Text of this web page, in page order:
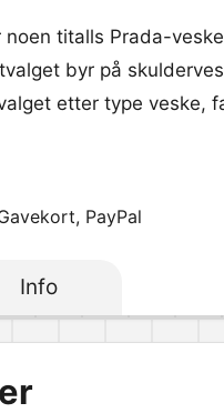
titalls Prada-
byr på
etter type veske,
PayPal
Info